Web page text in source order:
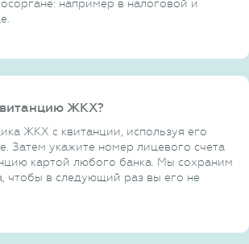
например в налоговой и
ЖКХ?
ЖКХ с квитанции, используя его
Затем укажите номер лицевого счета
картой любого банка. Мы сохраним
чтобы в следующий раз вы его не